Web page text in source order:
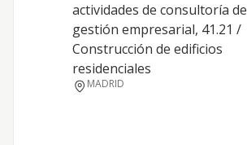
actividades de consultoría de
gestión empresarial, 41.21 /
Construcción de edificios
residenciales
MADRID